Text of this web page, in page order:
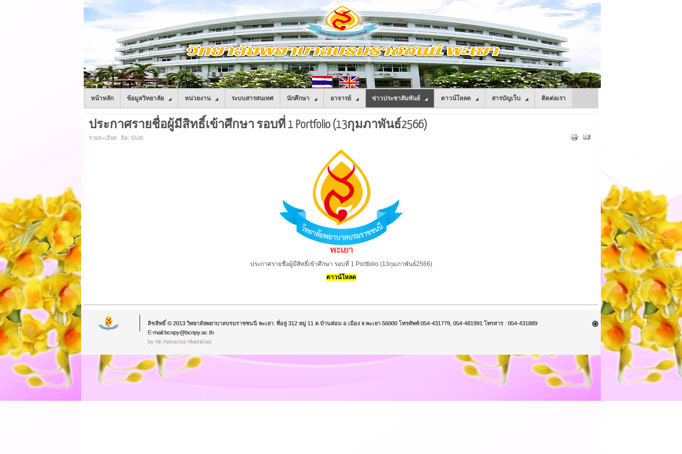
หน้าหลัก ข้อมูลวิทยาลัย หน่วยงาน ระบบสารสนเทศ นักศึกษา อาจารย์ ข่าวประชาสัมพันธ์ ดาวน์โหลด สารบัญเว็บ ติดต่อเรา
ประกาศรายชื่อผู้มีสิทธิ์เข้าศึกษา รอบที่ 1 Portfolio (13กุมภาพันธ์2566)
รายละเอียด ฮิต: 5536
ประกาศรายชื่อผู้มีสิทธิ์เข้าศึกษา รอบที่ 1 Portfolio (13กุมภาพันธ์2566)
ดาวน์โหลด
ลิขสิทธิ์ © 2013 วิทยาลัยพยาบาลบรมราชชนนี พะเยา. ที่อยู่ 312 หมู่ 11 ต.บ้านต๋อม อ.เมือง จ.พะเยา 56000 โทรศัพท์:054-431779, 054-481991 โทรสาร : 054-431889
E-mail:bcnpy@bcnpy.ac.th
by Mr.Aekachai Muenkhat